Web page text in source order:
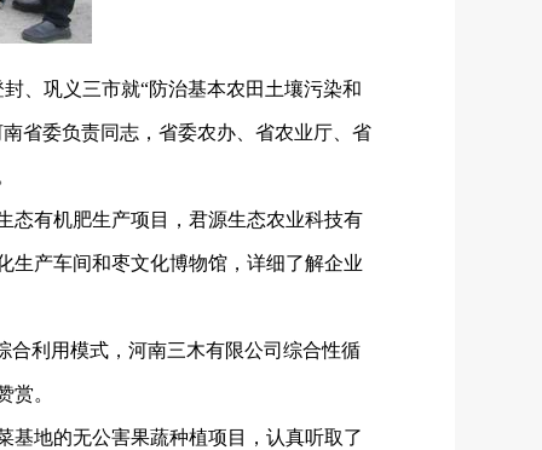
、巩义三市就“防治基本农田土壤污染和
省委负责同志，省委农办、省农业厅、省
态有机肥生产项目，君源生态农业科技有
生产车间和枣文化博物馆，详细了解企业
合利用模式，河南三木有限公司综合性循
赏。
基地的无公害果蔬种植项目，认真听取了